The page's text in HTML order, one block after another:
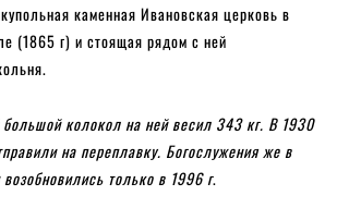
каменная Ивановская церковь в
(1865 г) и стоящая рядом с ней
колокол на ней весил 343 кг. В 1930
на переплавку. Богослужения же в
только в 1996 г.